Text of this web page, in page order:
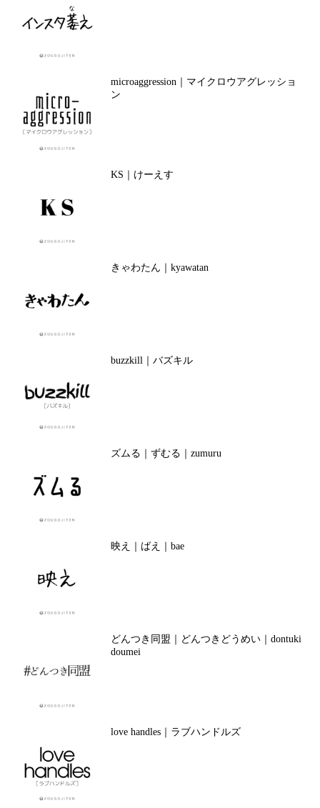
microaggression｜マイクロウアグレッショ
ン
KS｜けーえす
きゃわたん｜kyawatan
buzzkill｜バズキル
ズムる｜ずむる｜zumuru
映え｜ばえ｜bae
どんつき同盟｜どんつきどうめい｜dontuki
doumei
love handles｜ラブハンドルズ